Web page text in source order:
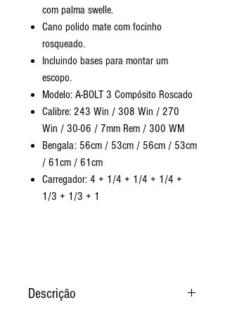
com palma swelle.
Cano polido mate com focinho
rosqueado.
Incluindo bases para montar um
escopo.
Modelo: A-BOLT 3 Compósito Roscado
Calibre: 243 Win / 308 Win / 270
Win / 30-06 / 7mm Rem / 300 WM
Bengala: 56cm / 53cm / 56cm / 53cm
/ 61cm / 61cm
Carregador: 4 + 1/4 + 1/4 + 1/4 +
1/3 + 1/3 + 1
Descrição